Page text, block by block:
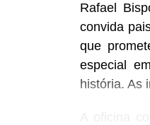
Rafael
convida
que
especial
história. As